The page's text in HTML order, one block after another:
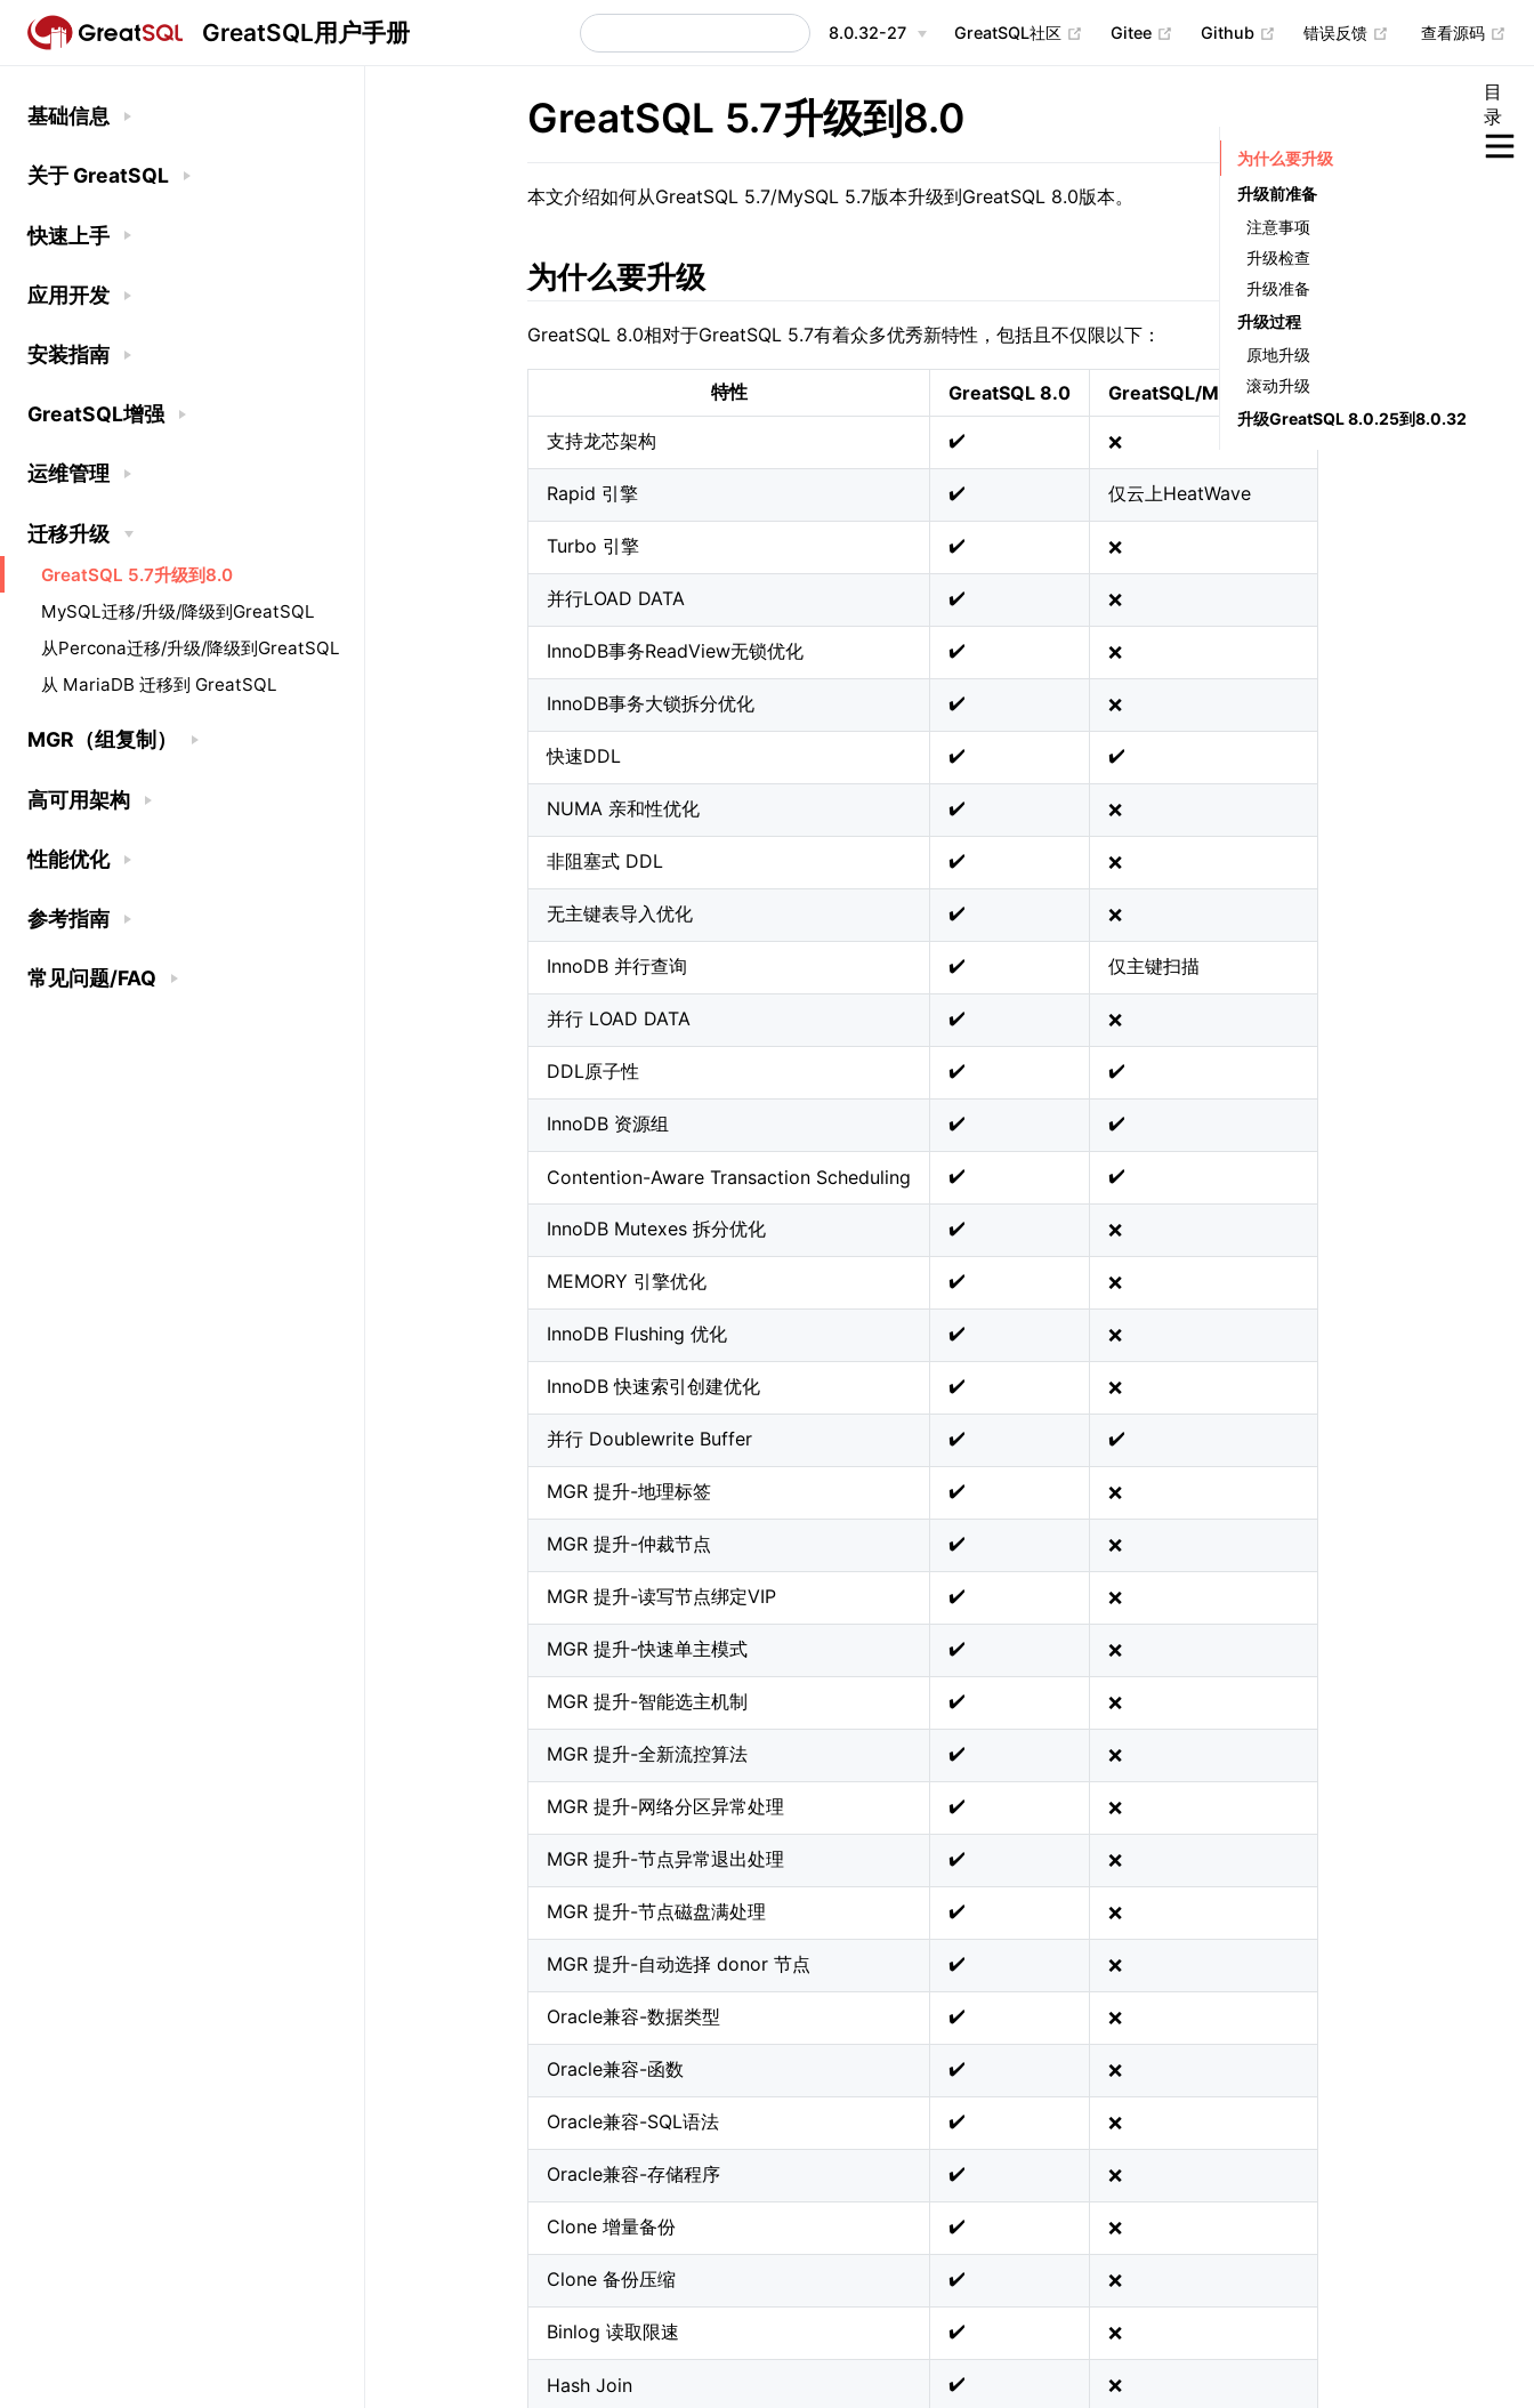
GreatSQL用户手册 8.0.32-27 GreatSQL社区 (opens new window)
Gitee (opens new window)
Github (opens new window)
错误反馈 (opens new
查看源码
基础信息
关于 GreatSQL
快速上手
应用开发
安装指南
GreatSQL增强
运维管理
迁移升级
GreatSQL 5.7升级到8.0
MySQL迁移/升级/降级到GreatSQL
从Percona迁移/升级/降级到GreatSQL
从 MariaDB 迁移到 GreatSQL
MGR（组复制）
高可用架构
性能优化
参考指南
常见问题/FAQ
GreatSQL 5.7升级到8.0
本文介绍如何从GreatSQL 5.7/MySQL 5.7版本升级到GreatSQL 8.0版本。
为什么要升级
GreatSQL 8.0相对于GreatSQL 5.7有着众多优秀新特性，包括且不仅限以下：
特性 GreatSQL 8.0 GreatSQL/MySQL 5.7
支持龙芯架构 ✔️ ❌
Rapid 引擎 ✔️ 仅云上HeatWave
Turbo 引擎 ✔️ ❌
并行LOAD DATA ✔️ ❌
InnoDB事务ReadView无锁优化 ✔️ ❌
InnoDB事务大锁拆分优化 ✔️ ❌
快速DDL ✔️ ✔️
NUMA 亲和性优化 ✔️ ❌
非阻塞式 DDL ✔️ ❌
无主键表导入优化 ✔️ ❌
InnoDB 并行查询 ✔️ 仅主键扫描
并行 LOAD DATA ✔️ ❌
DDL原子性 ✔️ ✔️
InnoDB 资源组 ✔️ ✔️
Contention-Aware Transaction Scheduling ✔️ ✔️
InnoDB Mutexes 拆分优化 ✔️ ❌
MEMORY 引擎优化 ✔️ ❌
InnoDB Flushing 优化 ✔️ ❌
InnoDB 快速索引创建优化 ✔️ ❌
并行 Doublewrite Buffer ✔️ ✔️
MGR 提升-地理标签 ✔️ ❌
MGR 提升-仲裁节点 ✔️ ❌
MGR 提升-读写节点绑定VIP ✔️ ❌
MGR 提升-快速单主模式 ✔️ ❌
MGR 提升-智能选主机制 ✔️ ❌
MGR 提升-全新流控算法 ✔️ ❌
MGR 提升-网络分区异常处理 ✔️ ❌
MGR 提升-节点异常退出处理 ✔️ ❌
MGR 提升-节点磁盘满处理 ✔️ ❌
MGR 提升-自动选择 donor 节点 ✔️ ❌
Oracle兼容-数据类型 ✔️ ❌
Oracle兼容-函数 ✔️ ❌
Oracle兼容-SQL语法 ✔️ ❌
Oracle兼容-存储程序 ✔️ ❌
Clone 增量备份 ✔️ ❌
Clone 备份压缩 ✔️ ❌
Binlog 读取限速 ✔️ ❌
Hash Join ✔️ ❌
目
录
为什么要升级
升级前准备
注意事项
升级检查
升级准备
升级过程
原地升级
滚动升级
升级GreatSQL 8.0.25到8.0.32